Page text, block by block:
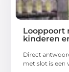
Looppoort
kinderen
Direct
met slot is een